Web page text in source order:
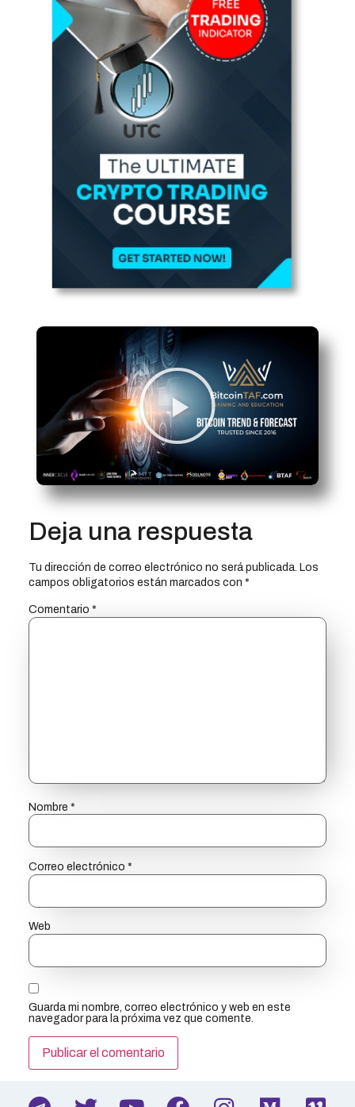
Deja una respuesta
Tu dirección de correo electrónico no será publicada. Los
campos obligatorios están marcados con *
Comentario *
Nombre *
Correo electrónico *
Web
Guarda mi nombre, correo electrónico y web en este
navegador para la próxima vez que comente.